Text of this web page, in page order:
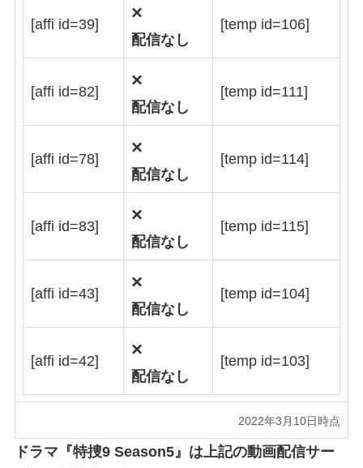
[affi id=39]
×
配信なし
[temp id=106]
[affi id=82]
×
配信なし
[temp id=111]
[affi id=78]
×
配信なし
[temp id=114]
[affi id=83]
×
配信なし
[temp id=115]
[affi id=43]
×
配信なし
[temp id=104]
[affi id=42]
×
配信なし
[temp id=103]
2022年3月10日時点
ドラマ『特捜9 Season5』は上記の動画配信サー